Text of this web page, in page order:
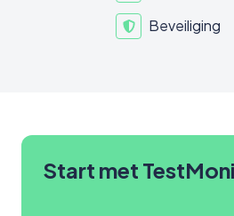
Beveiliging
Start met